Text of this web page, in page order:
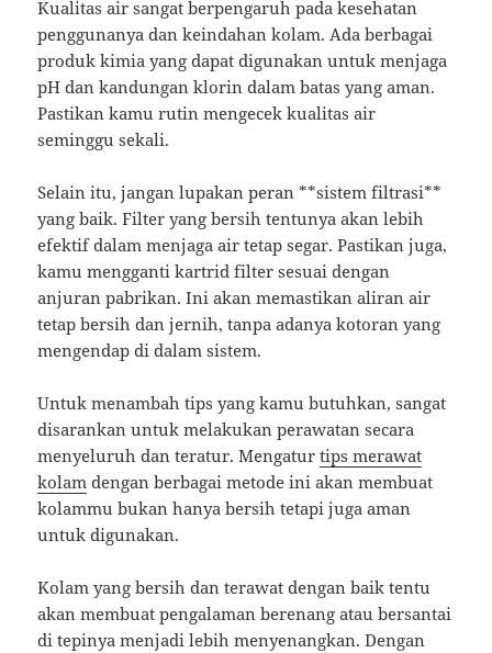
Kualitas air sangat berpengaruh pada kesehatan
penggunanya dan keindahan kolam. Ada berbagai
produk kimia yang dapat digunakan untuk menjaga
pH dan kandungan klorin dalam batas yang aman.
Pastikan kamu rutin mengecek kualitas air
seminggu sekali.
Selain itu, jangan lupakan peran **sistem filtrasi**
yang baik. Filter yang bersih tentunya akan lebih
efektif dalam menjaga air tetap segar. Pastikan juga,
kamu mengganti kartrid filter sesuai dengan
anjuran pabrikan. Ini akan memastikan aliran air
tetap bersih dan jernih, tanpa adanya kotoran yang
mengendap di dalam sistem.
Untuk menambah tips yang kamu butuhkan, sangat
disarankan untuk melakukan perawatan secara
menyeluruh dan teratur. Mengaturtips merawat
kolam dengan berbagai metode ini akan membuat
kolammu bukan hanya bersih tetapi juga aman
untuk digunakan.
Kolam yang bersih dan terawat dengan baik tentu
akan membuat pengalaman berenang atau bersantai
di tepinya menjadi lebih menyenangkan. Dengan